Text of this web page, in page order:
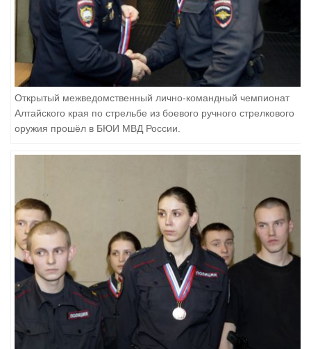
Открытый межведомственный лично-командный чемпионат
Алтайского края по стрельбе из боевого ручного стрелкового
оружия прошёл в БЮИ МВД России.